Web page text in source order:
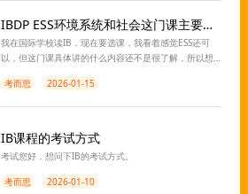
IBDP ESS环境系统和社会这门课主要是讲什么的？
我在国际学校读IB，现在要选课，我看着感觉ESS还可
以，但这门课具体讲的什么内容还不是很了解，所以想
内容？
考而思 2026-01-15
IB课程的考试方式
考试您好，想问下IB的考试方式。
考而思 2026-01-10